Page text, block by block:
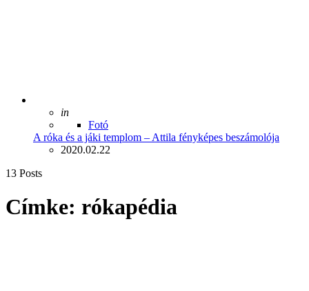
Posted
in
Fotó
A róka és a jáki templom – Attila fényképes beszámolója
2020.02.22
13 Posts
Címke: rókapédia